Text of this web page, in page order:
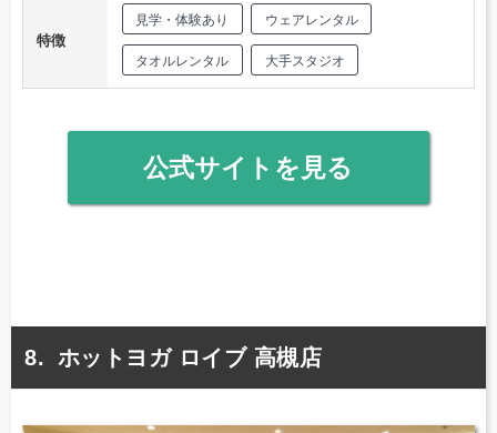
特徴
見学・体験あり ウェアレンタル
タオルレンタル 大手スタジオ
公式サイトを見る
ホットヨガ ロイブ 高槻店